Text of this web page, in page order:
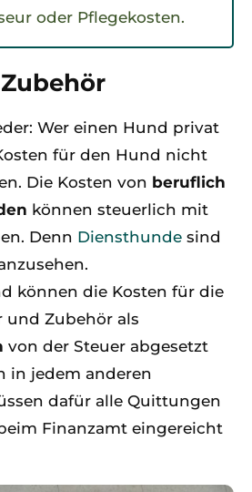
oder Pflegekosten.
Wer einen Hund privat
für den Hund nicht
Die Kosten von beruflich
können steuerlich mit
Denn Diensthunde sind
können die Kosten für die
und Zubehör als
von der Steuer abgesetzt
in jedem anderen
dafür alle Quittungen
Finanzamt eingereicht